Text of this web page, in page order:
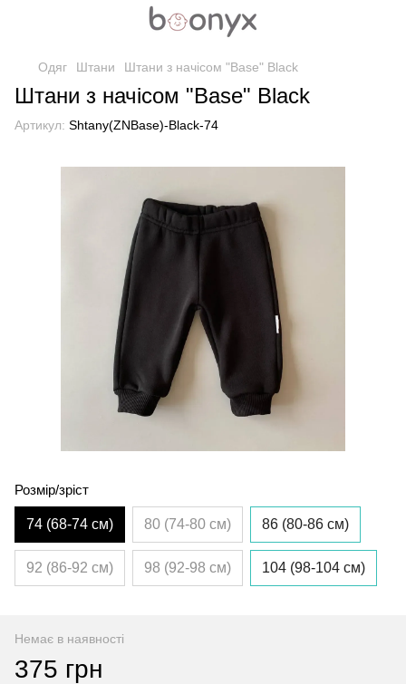
Одяг Штани Штани з начісом "Base" Black
Штани з начісом "Base" Black
Артикул: Shtany(ZNBase)-Black-74
Розмір/зріст
74 (68-74 см) 80 (74-80 см) 86 (80-86 см)
92 (86-92 см) 98 (92-98 см) 104 (98-104 см)
Немає в наявності
375 грн